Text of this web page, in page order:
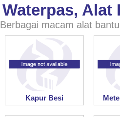
Waterpas, Alat
Berbagai macam alat
Kapur Besi